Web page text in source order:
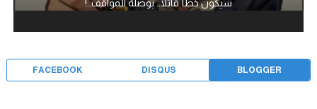
سيكون خطأ قاتلا.. بوصلة المواقف..!
BLOGGER
DISQUS
FACEBOOK